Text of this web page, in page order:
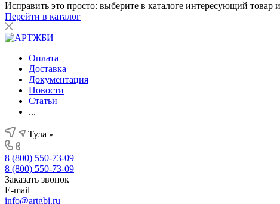
Исправить это просто: выберите в каталоге интересующий
Перейти в каталог
Оплата
Доставка
Документация
Новости
Статьи
...
Тула
8 (800) 550-73-09
8 (800) 550-73-09
Заказать звонок
E-mail
info@artgbi.ru